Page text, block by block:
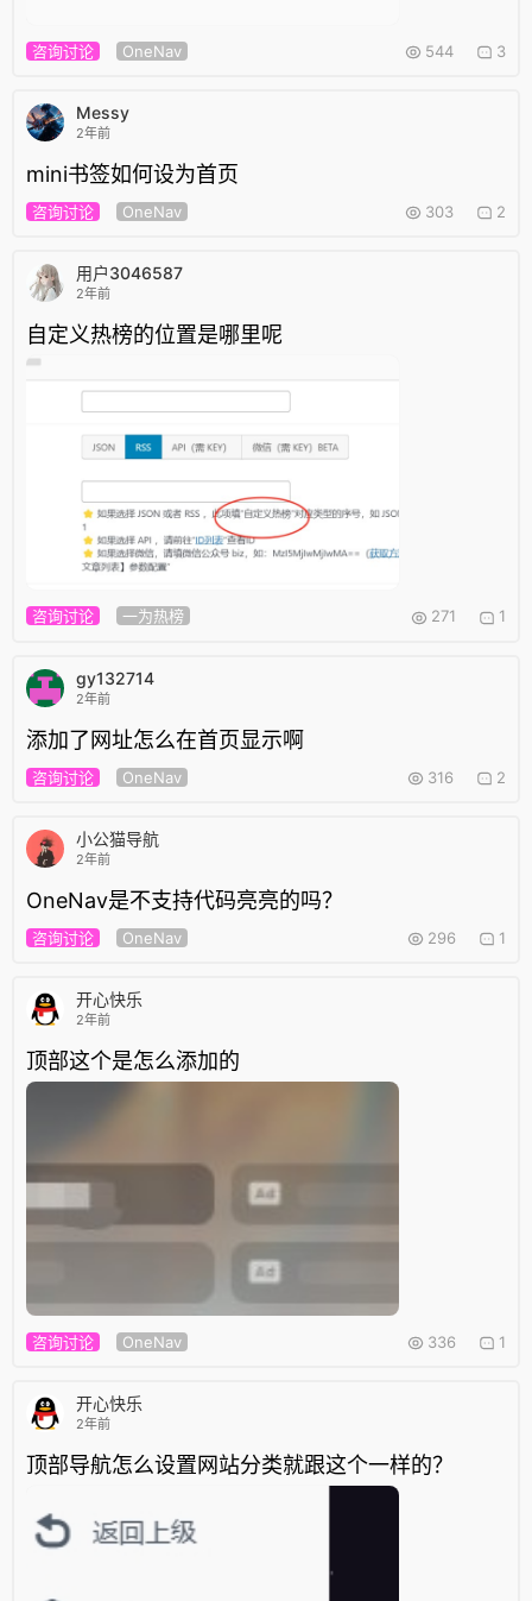
咨询讨论 OneNav 544 3
Messy
2年前
mini书签如何设为首页
咨询讨论 OneNav 303 2
用户3046587
2年前
自定义热榜的位置是哪里呢
咨询讨论 一为热榜 271 1
gy132714
2年前
添加了网址怎么在首页显示啊
咨询讨论 OneNav 316 2
小公猫导航
2年前
OneNav是不支持代码亮亮的吗？
咨询讨论 OneNav 296 1
开心快乐
2年前
顶部这个是怎么添加的
咨询讨论 OneNav 336 1
开心快乐
2年前
顶部导航怎么设置网站分类就跟这个一样的？